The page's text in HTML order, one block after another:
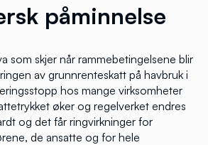
påminnelse
som skjer når rammebetingelsene blir
av grunnrenteskatt på havbruk i
hos mange virksomheter
øker og regelverket endres
og det får ringvirkninger for
de ansatte og for hele